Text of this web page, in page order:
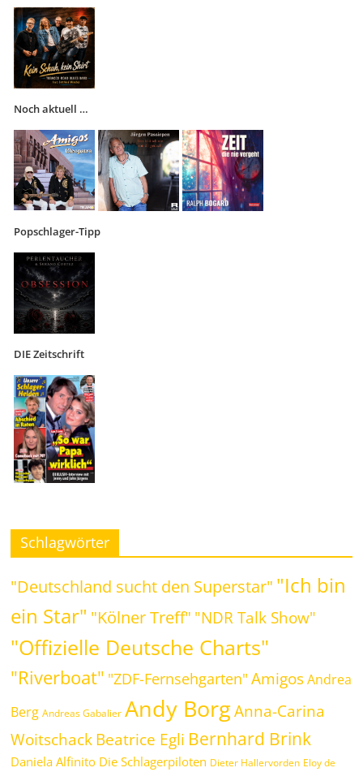
Noch aktuell …
Popschlager-Tipp
DIE Zeitschrift
Schlagwörter
"Deutschland sucht den Superstar" "Ich bin
ein Star" "Kölner Treff" "NDR Talk Show"
"Offizielle Deutsche Charts"
"Riverboat" "ZDF-Fernsehgarten" Amigos Andrea
Berg Andreas Gabalier Andy Borg Anna-Carina
WoitschackBeatrice Egli Bernhard Brink
Daniela Alfinito Die Schlagerpiloten Dieter Hallervorden Eloy de